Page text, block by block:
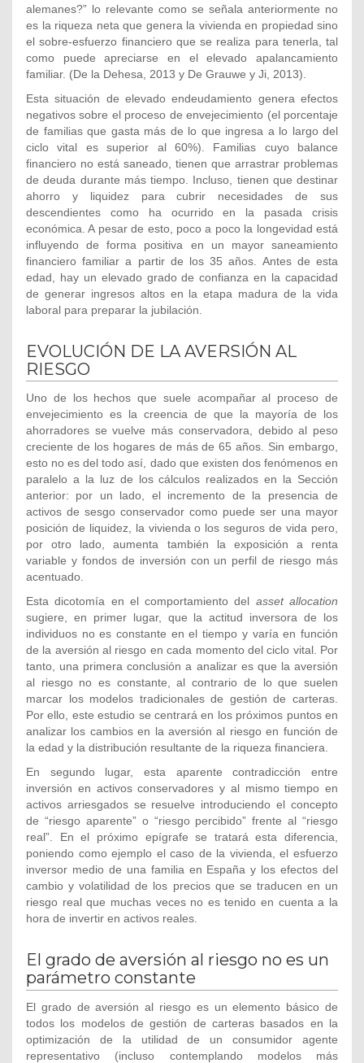
alemanes?” lo relevante como se señala anteriormente no
es la riqueza neta que genera la vivienda en propiedad sino
el sobre-esfuerzo financiero que se realiza para tenerla, tal
como puede apreciarse en el elevado apalancamiento
familiar. (De la Dehesa, 2013 y De Grauwe y Ji, 2013).
Esta situación de elevado endeudamiento genera efectos
negativos sobre el proceso de envejecimiento (el porcentaje
de familias que gasta más de lo que ingresa a lo largo del
ciclo vital es superior al 60%). Familias cuyo balance
financiero no está saneado, tienen que arrastrar problemas
de deuda durante más tiempo. Incluso, tienen que destinar
ahorro y liquidez para cubrir necesidades de sus
descendientes como ha ocurrido en la pasada crisis
económica. A pesar de esto, poco a poco la longevidad está
influyendo de forma positiva en un mayor saneamiento
financiero familiar a partir de los 35 años. Antes de esta
edad, hay un elevado grado de confianza en la capacidad
de generar ingresos altos en la etapa madura de la vida
laboral para preparar la jubilación.
EVOLUCIÓN DE LA AVERSIÓN AL
RIESGO
Uno de los hechos que suele acompañar al proceso de
envejecimiento es la creencia de que la mayoría de los
ahorradores se vuelve más conservadora, debido al peso
creciente de los hogares de más de 65 años. Sin embargo,
esto no es del todo así, dado que existen dos fenómenos en
paralelo a la luz de los cálculos realizados en la Sección
anterior: por un lado, el incremento de la presencia de
activos de sesgo conservador como puede ser una mayor
posición de liquidez, la vivienda o los seguros de vida pero,
por otro lado, aumenta también la exposición a renta
variable y fondos de inversión con un perfil de riesgo más
acentuado.
Esta dicotomía en el comportamiento del asset allocation
sugiere, en primer lugar, que la actitud inversora de los
individuos no es constante en el tiempo y varía en función
de la aversión al riesgo en cada momento del ciclo vital. Por
tanto, una primera conclusión a analizar es que la aversión
al riesgo no es constante, al contrario de lo que suelen
marcar los modelos tradicionales de gestión de carteras.
Por ello, este estudio se centrará en los próximos puntos en
analizar los cambios en la aversión al riesgo en función de
la edad y la distribución resultante de la riqueza financiera.
En segundo lugar, esta aparente contradicción entre
inversión en activos conservadores y al mismo tiempo en
activos arriesgados se resuelve introduciendo el concepto
de “riesgo aparente” o “riesgo percibido” frente al “riesgo
real”. En el próximo epígrafe se tratará esta diferencia,
poniendo como ejemplo el caso de la vivienda, el esfuerzo
inversor medio de una familia en España y los efectos del
cambio y volatilidad de los precios que se traducen en un
riesgo real que muchas veces no es tenido en cuenta a la
hora de invertir en activos reales.
El grado de aversión al riesgo no es un
parámetro constante
El grado de aversión al riesgo es un elemento básico de
todos los modelos de gestión de carteras basados en la
optimización de la utilidad de un consumidor agente
representativo (incluso contemplando modelos más